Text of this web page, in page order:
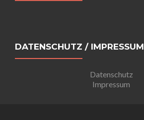
DATENSCHUTZ / IMPRESSUM
Datenschutz
Impressum